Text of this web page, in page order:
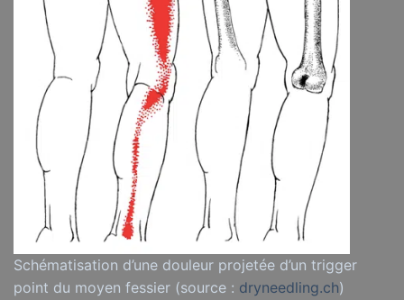
Schématisation d’une douleur projetée d’un trigger
point du moyen fessier (source : dryneedling.ch)